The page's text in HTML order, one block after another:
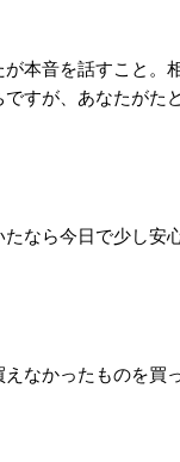
本音を話すこと。
すが、あなたがた
なら今日で少し安
なかったものを買